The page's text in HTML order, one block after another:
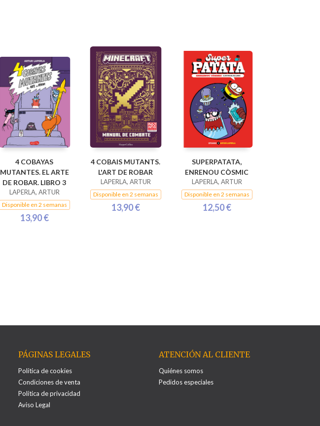
4 COBAYAS
MUTANTES. EL ARTE
DE ROBAR. LIBRO 3
LAPERLA, ARTUR
Disponible en 2 semanas
13,90 €
4 COBAIS MUTANTS.
L'ART DE ROBAR
LAPERLA, ARTUR
Disponible en 2 semanas
13,90 €
SUPERPATATA,
ENRENOU CÒSMIC
LAPERLA, ARTUR
Disponible en 2 semanas
12,50 €
PÁGINAS LEGALES
Política de cookies
Condiciones de venta
Política de privacidad
Aviso Legal
ATENCIÓN AL CLIENTE
Quiénes somos
Pedidos especiales